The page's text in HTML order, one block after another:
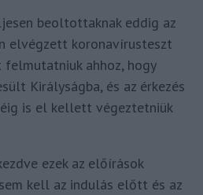
beoltottaknak eddig az
elvégzett koronavírusteszt
ahhoz, hogy
Királyságba, és az érkezés
is el kellett végeztetniük
ezek az előírások
kell az indulás előtt és az